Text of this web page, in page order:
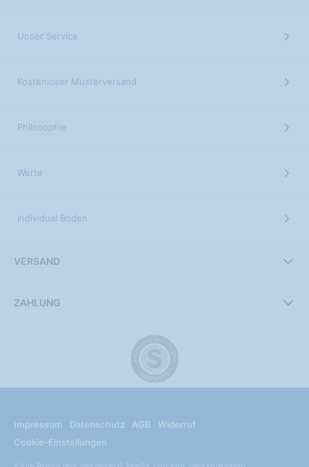
Unser Service
Kostenloser Musterversand
Philosophie
Werte
Individual Boden
VERSAND
ZAHLUNG
Impressum Datenschutz AGB
Widerruf
Cookie-Einstellungen